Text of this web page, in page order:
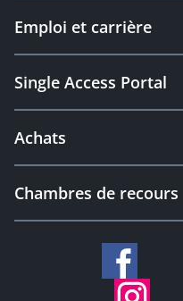
Emploi et carrière
Single Access Portal
Achats
Chambres de recours